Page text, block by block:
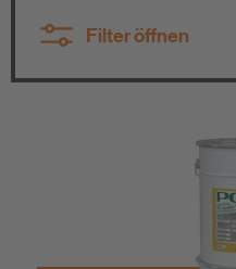
Filter öffnen
AlleAlle